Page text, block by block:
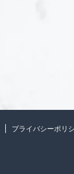
プライバシーポリ